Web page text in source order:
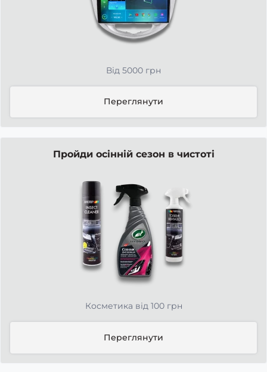
Від 5000 грн
Переглянути
Пройди осінній сезон в чистоті
Косметика від 100 грн
Переглянути